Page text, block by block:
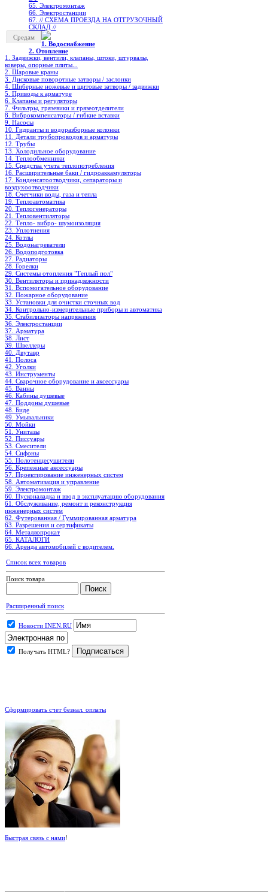
65. Электромонтаж
66. Электростанции
67. // СХЕМА ПРОЕЗДА НА ОТГРУЗОЧНЫЙ
СКЛАД //
Средам
1. Водоснабжение
2. Отопление
1. Задвижки, вентили, клапаны, штоки, штурвалы,
коверы, опорные плиты...
2. Шаровые краны
3. Дисковые поворотные затворы / заслонки
4. Шиберные ножевые и щитовые затворы / задвижки
5. Приводы к арматуре
6. Клапаны и регуляторы
7. Фильтры, грязевики и грязеотделители
8. Виброкомпенсаторы / гибкие вставки
9. Насосы
10. Гидранты и водоразборные колонки
11. Детали трубопроводов и арматуры
12. Трубы
13. Холодильное oборудование
14. Теплообменники
15. Средства учета теплопотребления
16. Расширительные баки / гидроаккамуляторы
17. Конденсатоотводчики, сепараторы и
воздухоотводчики
18. Счетчики воды, газа и тепла
19. Теплоавтоматика
20. Теплогенераторы
21. Тепловентиляторы
22. Тепло- вибро- шумоизоляция
23. Уплотнения
24. Котлы
25. Водонагреватели
26. Водоподготовка
27. Радиаторы
28. Горелки
29. Системы отопления "Теплый пол"
30. Вентиляторы и принадлежности
31. Вспомогательное оборудование
32. Пожарное оборудование
33. Установки для очистки сточных вод
34. Контрольно-измерительные приборы и автоматика
35. Стабилизаторы напряжения
36. Электростанции
37. Арматура
38. Лист
39. Швеллеры
40. Двутавр
41. Полоса
42. Уголки
43. Инструменты
44. Сварочное оборудование и аксессуары
45. Ванны
46. Кабины душевые
47. Поддоны душевые
48. Биде
49. Умывальники
50. Мойки
51. Унитазы
52. Писсуары
53. Смесители
54. Сифоны
55. Полотенцесушители
56. Крепежные аксессуары
57. Проектирование инженерных систем
58. Автоматизация и управление
59. Электромонтаж
60. Пусконаладка и ввод в эксплуатацию оборудования
61. Обслуживание, ремонт и реконструкция
инженерных систем
62. Футерованная / Гуммированная арматура
63. Разрешения и сертификаты
64. Металлопрокат
65. КАТАЛОГИ
66. Аренда автомобилей с водителем.
Список всех товаров
Поиск товара
Расширенный поиск
Новости INEN.RU
Получать HTML?
Сформировать счет безнал. оплаты
Быстрая связь с нами!